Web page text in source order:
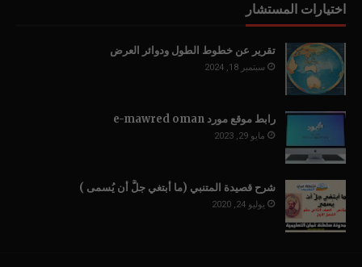
اختيارات المستشار
تقرير عن خطوط الطول ودوائر العرض
سبتمبر 18, 2024
رابط موقع مورد e-mawred oman
مايو 29, 2023
شرح قصيدة المتنبي (ما أبتغي جلَّ أن يُسمى )
يوليو 24, 2020